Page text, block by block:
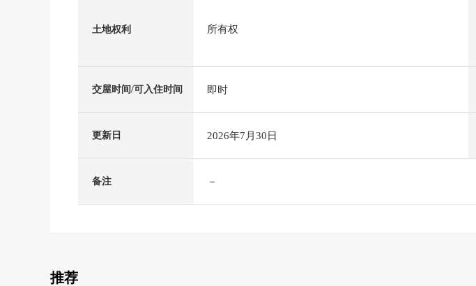
土地权利 所有权
交屋时间/可入住时间 即时
更新日 2026年7月30日
备注 －
推荐